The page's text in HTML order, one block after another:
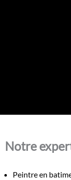
Notre
Peintre en